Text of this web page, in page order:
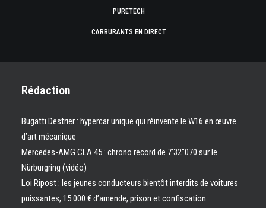
PURETECH
CARBURANTS EN DIRECT
Rédaction
Bugatti Destrier : hypercar unique qui réinvente le W16 en œuvre
d’art mécanique
Mercedes-AMG CLA 45 : chrono record de 7’32″070 sur le
Nürburgring (vidéo)
Loi Ripost : les jeunes conducteurs bientôt interdits de voitures
puissantes, 15 000 € d’amende, prison et confiscation